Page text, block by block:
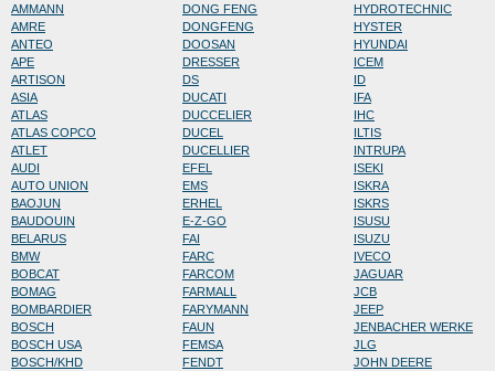
AMMANN
AMRE
ANTEO
APE
ARTISON
ASIA
ATLAS
ATLAS COPCO
ATLET
AUDI
AUTO UNION
BAOJUN
BAUDOUIN
BELARUS
BMW
BOBCAT
BOMAG
BOMBARDIER
BOSCH
BOSCH USA
BOSCH/KHD
DONG FENG
DONGFENG
DOOSAN
DRESSER
DS
DUCATI
DUCCELIER
DUCEL
DUCELLIER
EFEL
EMS
ERHEL
E-Z-GO
FAI
FARC
FARCOM
FARMALL
FARYMANN
FAUN
FEMSA
FENDT
HYDROTECHNIC
HYSTER
HYUNDAI
ICEM
ID
IFA
IHC
ILTIS
INTRUPA
ISEKI
ISKRA
ISKRS
ISUSU
ISUZU
IVECO
JAGUAR
JCB
JEEP
JENBACHER WERKE
JLG
JOHN DEERE